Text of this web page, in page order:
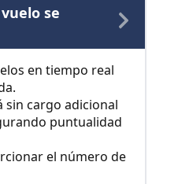
se
en tiempo real
sin cargo adicional
puntualidad
el número de